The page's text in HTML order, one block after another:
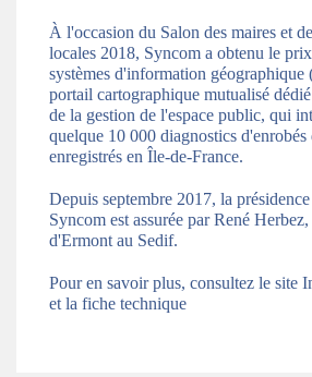
À l'occasion du Salon des maires et
locales 2018, Syncom a obtenu le
systèmes d'information géographique
portail cartographique mutualisé
de la gestion de l'espace public, qui
quelque 10 000 diagnostics
enregistrés en Île-de-France.
Depuis septembre 2017, la
Syncom est assurée par René
d'Ermont au Sedif.
Pour en savoir plus, consultez le site
et la fiche technique